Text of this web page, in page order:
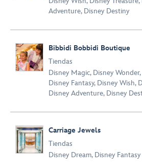
Adventure, Disney Destiny
Bibbidi Bobbidi Boutique
Tiendas
Disney Magic, Disney Wonder,
Disney Fantasy, Disney Wish,
Disney Adventure, Disney
Carriage Jewels
Tiendas
Disney Dream, Disney Fantasy